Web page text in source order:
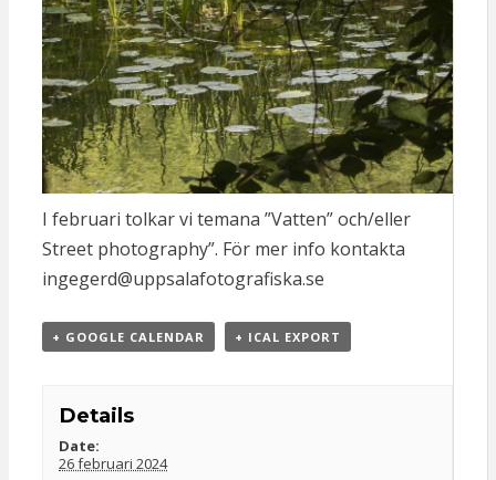
I februari tolkar vi temana ”Vatten” och/eller
Street photography”. För mer info kontakta
ingegerd@uppsalafotografiska.se
+ GOOGLE CALENDAR + ICAL EXPORT
Details
Date:
26 februari 2024